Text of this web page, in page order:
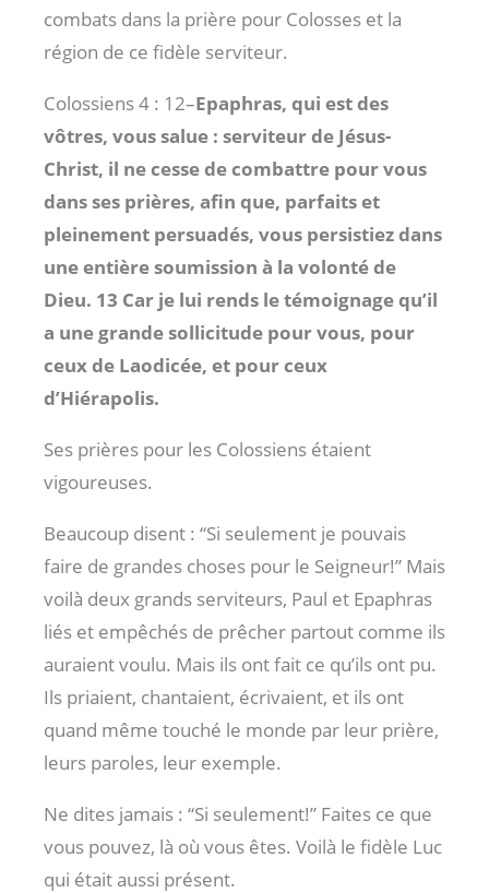
combats dans la prière pour Colosses et la
région de ce fidèle serviteur.
Colossiens 4 : 12–Epaphras, qui est des
vôtres, vous salue : serviteur de Jésus-
Christ, il ne cesse de combattre pour vous
dans ses prières, afin que, parfaits et
pleinement persuadés, vous persistiez dans
une entière soumission à la volonté de
Dieu. 13 Car je lui rends le témoignage qu’il
a une grande sollicitude pour vous, pour
ceux de Laodicée, et pour ceux
d’Hiérapolis.
Ses prières pour les Colossiens étaient
vigoureuses.
Beaucoup disent : “Si seulement je pouvais
faire de grandes choses pour le Seigneur!” Mais
voilà deux grands serviteurs, Paul et Epaphras
liés et empêchés de prêcher partout comme ils
auraient voulu. Mais ils ont fait ce qu’ils ont pu.
Ils priaient, chantaient, écrivaient, et ils ont
quand même touché le monde par leur prière,
leurs paroles, leur exemple.
Ne dites jamais : “Si seulement!” Faites ce que
vous pouvez, là où vous êtes. Voilà le fidèle Luc
qui était aussi présent.